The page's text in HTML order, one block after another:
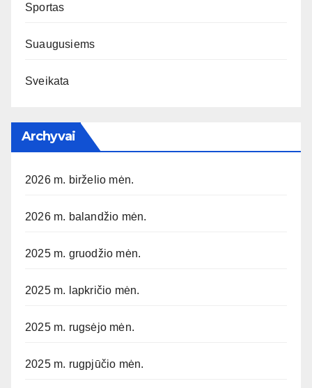
Sportas
Suaugusiems
Sveikata
Archyvai
2026 m. birželio mėn.
2026 m. balandžio mėn.
2025 m. gruodžio mėn.
2025 m. lapkričio mėn.
2025 m. rugsėjo mėn.
2025 m. rugpjūčio mėn.